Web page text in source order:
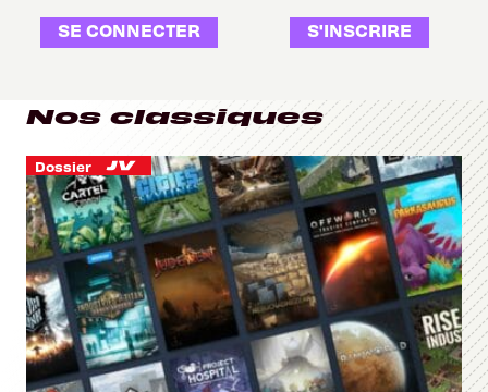
SE CONNECTER S'INSCRIRE
Nos classiques
Dossier